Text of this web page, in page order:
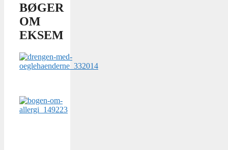
BØGER
OM
EKSEM